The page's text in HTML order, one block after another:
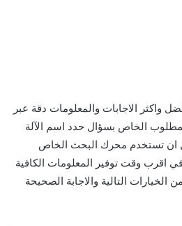
واكثر الاجابات والمعلومات دقة عبر
الخاص بسؤال حدد اسم الآلة
ان تستخدم محرك البحث الخاص
اقرب وقت توفير المعلومات الكافية
التالية والاجابة الصحيحة